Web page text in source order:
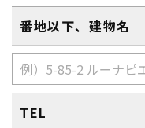
番地以下、建物名
TEL